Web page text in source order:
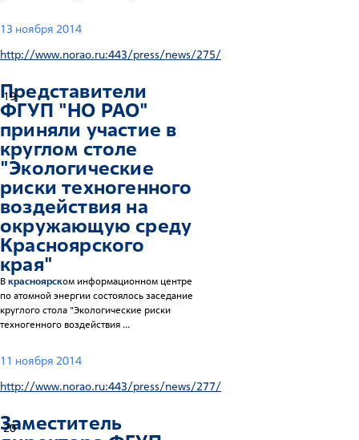
13 ноября 2014
http://www.norao.ru:443/press/news/275/
19
Представители
ФГУП "НО РАО"
приняли участие в
круглом столе
"Экологические
риски техногенного
воздействия на
окружающую среду
Красноярского
края"
Вкрасноярском информационном центре
по атомной энергии состоялось заседание
круглого стола "Экологические риски
техногенного воздействия ...
11 ноября 2014
http://www.norao.ru:443/press/news/277/
20
Заместитель